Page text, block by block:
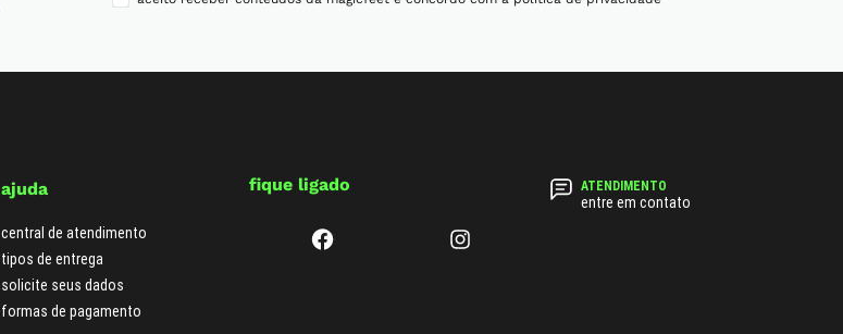
ajuda
central de atendimento
tipos de entrega
solicite seus dados
formas de pagamento
fique ligado
entre em contato